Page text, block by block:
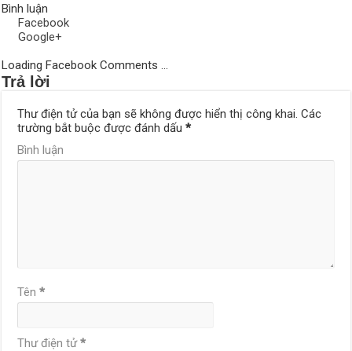
Bình luận
Facebook
Google+
Loading Facebook Comments ...
Trả lời
Thư điện tử của bạn sẽ không được hiển thị công khai. Các
trường bắt buộc được đánh dấu*
Bình luận
Tên*
Thư điện tử*